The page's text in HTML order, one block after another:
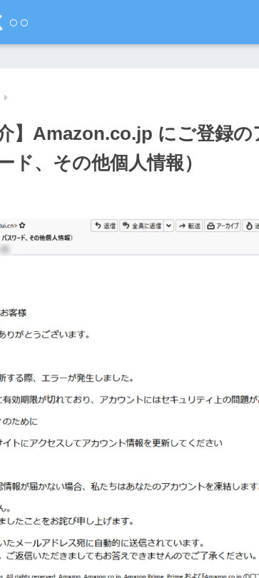
○○
】Amazon.co.jp にご登録の
ド、その他個人情報）